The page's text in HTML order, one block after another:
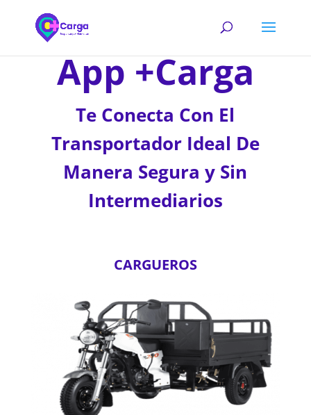
App +Carga
Te Conecta Con El
Transportador Ideal De
Manera Segura y Sin
Intermediarios
CARGUEROS